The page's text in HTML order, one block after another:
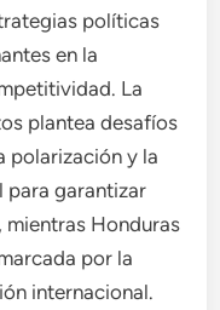
políticas
en la
La
plantea desafíos
polarización y la
para garantizar
Honduras
por la
internacional.